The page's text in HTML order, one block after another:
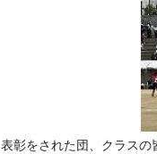
表彰をされた団、クラス